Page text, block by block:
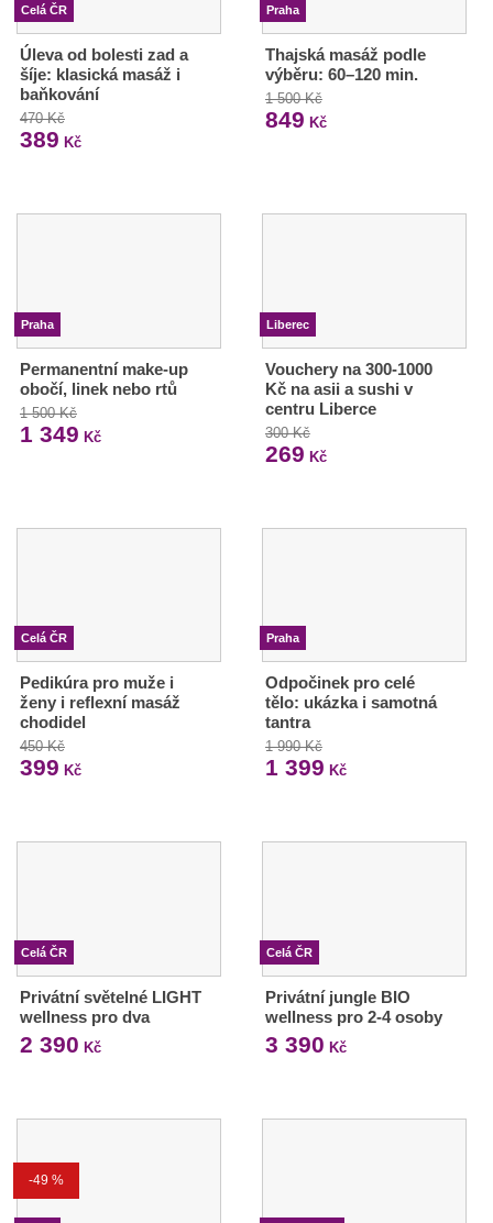
Celá ČR
Úleva od bolesti zad a
šíje: klasická masáž i
baňkování
470 Kč
389 Kč
Praha
Thajská masáž podle
výběru: 60–120 min.
1 500 Kč
849 Kč
Praha
Permanentní make-up
obočí, linek nebo rtů
1 500 Kč
1 349 Kč
Liberec
Vouchery na 300-1000
Kč na asii a sushi v
centru Liberce
300 Kč
269 Kč
Celá ČR
Pedikúra pro muže i
ženy i reflexní masáž
chodidel
450 Kč
399 Kč
Praha
Odpočinek pro celé
tělo: ukázka i samotná
tantra
1 990 Kč
1 399 Kč
Celá ČR
Privátní světelné LIGHT
wellness pro dva
2 390 Kč
Celá ČR
Privátní jungle BIO
wellness pro 2-4 osoby
3 390 Kč
-49 %